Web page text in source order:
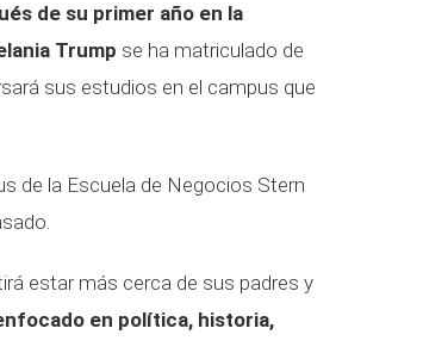
de su primer año en la
Trump se ha matriculado de
sus estudios en el campus que
de la Escuela de Negocios Stern
estar más cerca de sus padres y
en política, historia,